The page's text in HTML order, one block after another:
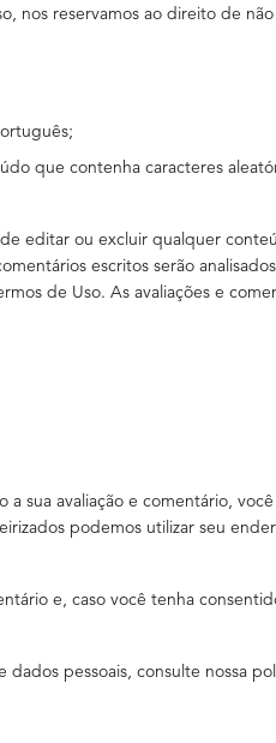
nos reservamos ao direito de
que contenha caracteres
editar ou excluir qualquer
escritos serão
de Uso. As avaliações e
sua avaliação e comentário,
podemos utilizar seu
e, caso você tenha
dados pessoais, consulte nossa